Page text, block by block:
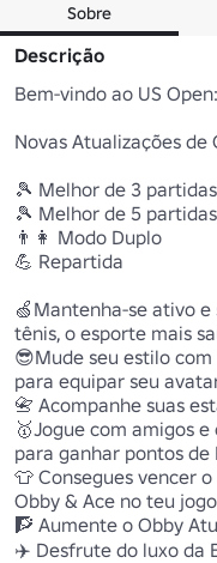
Sobre
Descrição
Bem-vindo ao US
Novas Atualizações de
🎾 Melhor de 3 partidas
🎾 Melhor de 5 partidas
👨👩 Modo Duplo
💪 Repartida
🍏Mantenha-se ativo
tênis, o esporte mais
😎Mude seu estilo
para equipar seu
📇 Acompanhe suas
🥇Jogue com amigos
para ganhar pontos de
👕 Consegues vencer
Obby & Ace no teu
🧗 Aumente o Obby
✈️ Desfrute do luxo da